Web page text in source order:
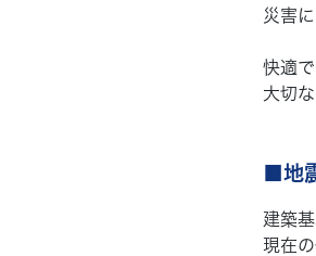
災害
快適
大切
■地
建築
現在